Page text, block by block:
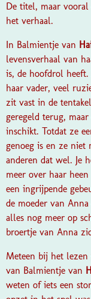
De titel, maar
het verhaal.
In Balmientje van
levensverhaal van
is, de hoofdrol
haar vader, veel
zit vast in de
geregeld terug,
inschikt. Totdat ze
genoeg is en ze
anderen dat wel. Je
meer over haar
een ingrijpende
de moeder van
alles nog meer op
broertje van Anna
Meteen bij het lezen
van Balmientje van
weten of iets een